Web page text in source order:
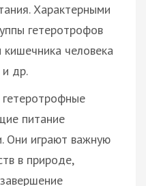
Характерными
гетеротрофов
человека
др.
питание
Они играют важную
в природе,